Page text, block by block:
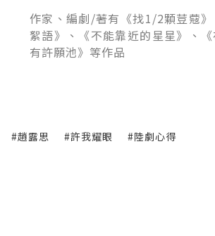
作家、編劇/著有《找1/2顆荳蔻
絮語》、《不能靠近的星星》、
有許願池》等作品
#趙露思 #許我耀眼 #陸劇心得